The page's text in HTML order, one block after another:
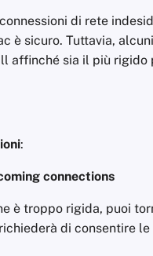
di rete
è sicuro. Tuttavia,
affinché sia il più rigido
:
connections
è troppo rigida, puoi
di consentire